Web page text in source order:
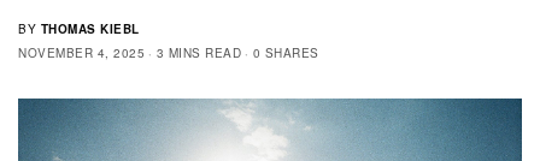
BY THOMAS KIEBL
NOVEMBER 4, 2025
3 MINS READ 0 SHARES